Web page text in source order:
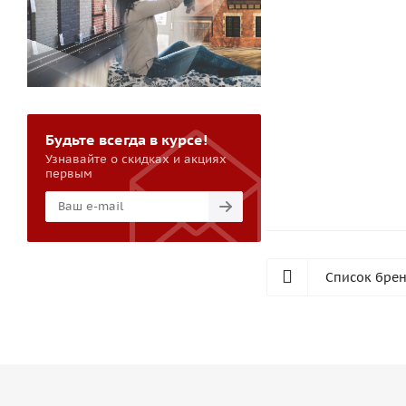
Список
Будьте всегда в курсе!
Узнавайте о скидках и акциях
первым